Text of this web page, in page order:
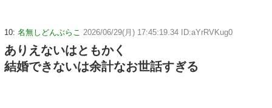
10: 名無しどんぶらこ 2026/06/29(月) 17:45:19.34 ID:aYrRVKug0
ありえないはともかく
結婚できないは余計なお世話すぎる